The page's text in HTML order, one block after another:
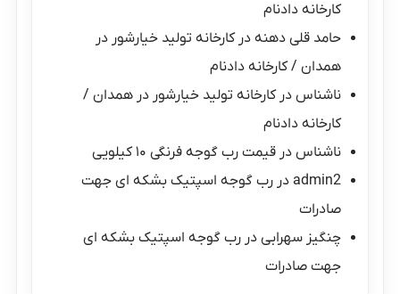
کارخانه دادنام
حامد قلی دهنه درکارخانه تولید خیارشور در
همدان / کارخانه دادنام
ناشناس درکارخانه تولید خیارشور در همدان /
کارخانه دادنام
ناشناس درقیمت رب گوجه فرنگی ۱۰ کیلویی
admin2 دررب گوجه اسپتیک بشکه ای جهت
صادرات
چنگیز سهرابی دررب گوجه اسپتیک بشکه ای
جهت صادرات